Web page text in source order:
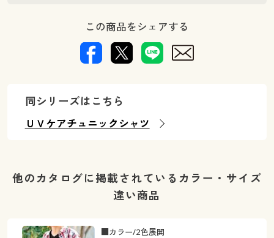
この商品をシェアする
同シリーズはこちら
ＵＶケアチュニックシャツ
他のカタログに掲載されているカラー・サイズ
違い商品
■カラー/2色展開